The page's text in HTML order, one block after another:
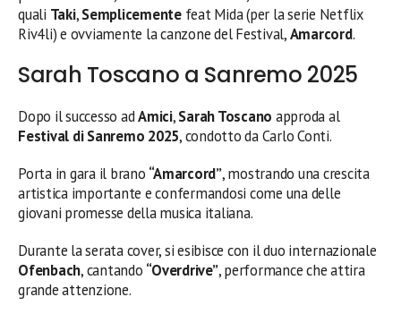
quali Taki,Semplicementefeat Mida (per la serie Netflix
Riv4li) e ovviamente la canzone del Festival,Amarcord.
Sarah Toscano a Sanremo 2025
Dopo il successo adAmici,Sarah Toscano approda al
Festival di Sanremo 2025, condotto da Carlo Conti.
Porta in gara il brano “Amarcord”, mostrando una crescita
artistica importante e confermandosi come una delle
giovani promesse della musica italiana.
Durante la serata cover, si esibisce con il duo internazionale
Ofenbach, cantando “Overdrive”, performance che attira
grande attenzione.